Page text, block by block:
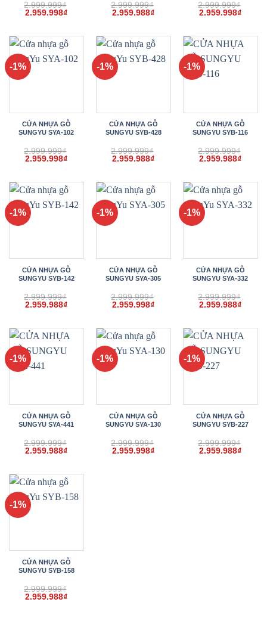
2.999.999₫
Giá
2.999.999₫.
2.959.998₫Giá
là:
2.959.998₫.
2.999.999₫
Giá
2.999.999₫.
2.959.988₫Giá
là:
2.959.988₫.
2.999.999₫
Giá
2.999.999₫.
2.959.998₫Giá
là:
-1%
CỬA NHỰA GỖ
SUNGYU SYA-102
2.999.999₫
Giá
2.999.999₫.
2.959.998₫Giá
là:
2.959.998₫.
-1%
CỬA NHỰA GỖ
SUNGYU SYB-428
2.999.999₫
Giá
2.999.999₫.
2.959.988₫Giá
là:
2.959.988₫.
-1%
CỬA NHỰA GỖ
SUNGYU SYB-116
2.999.999₫
Giá
2.999.999₫.
2.959.988₫Giá
là:
-1%
CỬA NHỰA GỖ
SUNGYU SYB-142
2.999.999₫
Giá
2.999.999₫.
2.959.988₫Giá
là:
2.959.988₫.
-1%
CỬA NHỰA GỖ
SUNGYU SYA-305
2.999.999₫
Giá
2.999.999₫.
2.959.998₫Giá
là:
2.959.998₫.
-1%
CỬA NHỰA GỖ
SUNGYU SYA-332
2.999.999₫
Giá
2.999.999₫.
2.959.988₫Giá
là:
-1%
CỬA NHỰA GỖ
SUNGYU SYA-441
2.999.999₫
Giá
2.999.999₫.
2.959.988₫Giá
là:
2.959.988₫.
-1%
CỬA NHỰA GỖ
SUNGYU SYA-130
2.999.999₫
Giá
2.959.998₫Giá
-1%
CỬA NHỰA GỖ
SUNGYU SYB-227
2.999.999₫
Giá
2.959.988₫Giá
-1%
CỬA NHỰA GỖ
SUNGYU SYB-158
2.999.999₫
Giá
2.959.988₫Giá